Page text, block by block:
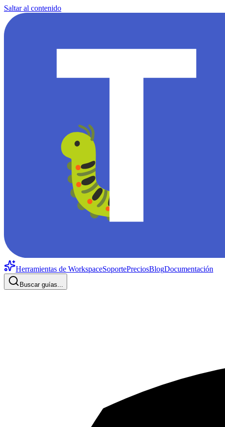
Saltar al contenido
Herramientas de WorkspaceSoportePreciosBlogDocumentación
Buscar guías...